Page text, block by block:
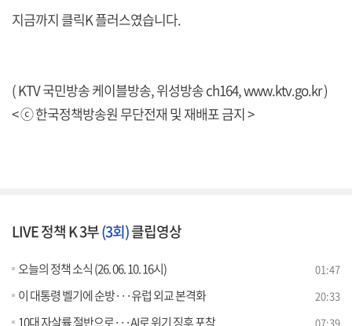
지금까지 클릭K 플러스였습니다.
( KTV 국민방송 케이블방송, 위성방송 ch164,www.ktv.go.kr)
< ⓒ 한국정책방송원 무단전재 및 재배포 금지 >
LIVE 정책 K 3부(3회)클립영상
오늘의 정책 소식 (26. 06. 10. 16시) 01:47
이 대통령 벨기에 순방···유럽 외교 본격화 20:33
10대 자살률 절반으로···AI로 위기 징후 포착 07:39